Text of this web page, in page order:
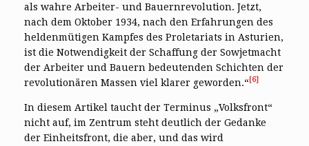
als wahre Arbeiter- und Bauernrevolution. Jetzt,
nach dem Oktober 1934, nach den Erfahrungen des
heldenmütigen Kampfes des Proletariats in Asturien,
ist die Notwendigkeit der Schaffung der Sowjetmacht
der Arbeiter und Bauern bedeutenden Schichten der
revolutionären Massen viel klarer geworden.“[6]
In diesem Artikel taucht der Terminus „Volksfront“
nicht auf, im Zentrum steht deutlich der Gedanke
der Einheitsfront, die aber, und das wird